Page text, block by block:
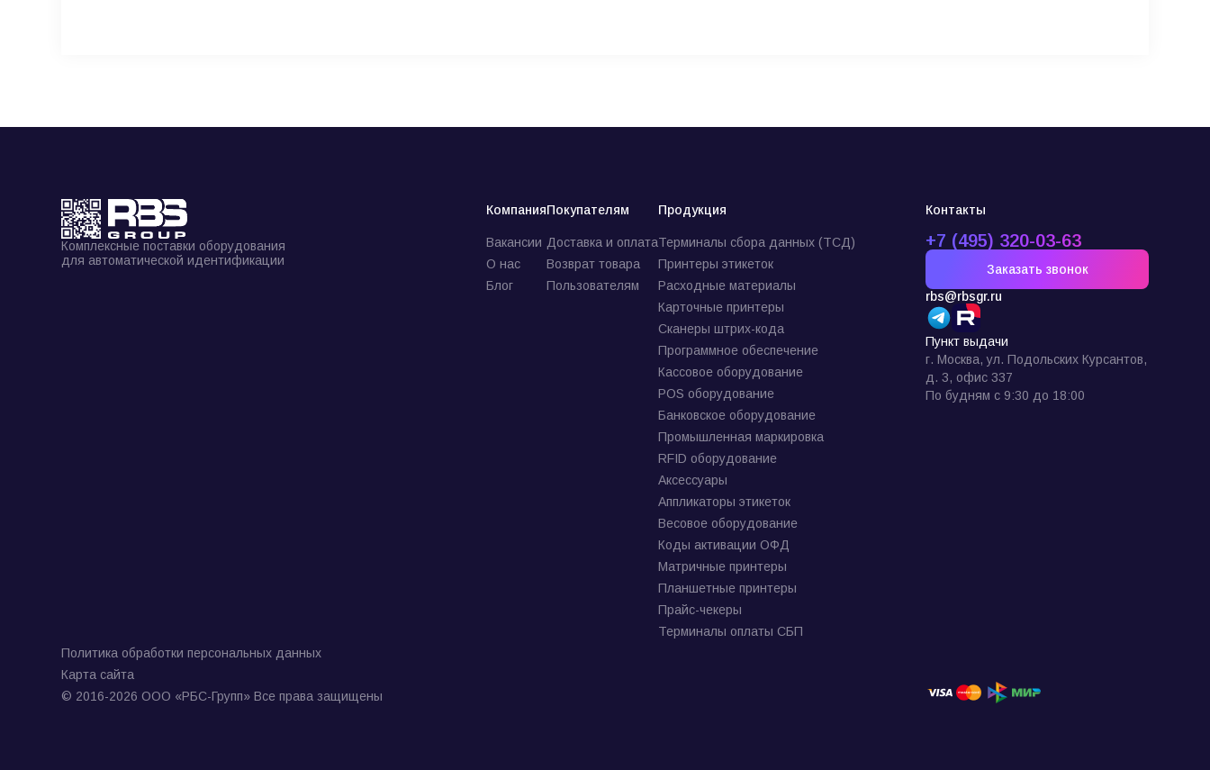
Комплексные поставки оборудования
для автоматической идентификации
Компания
Вакансии
О нас
Блог
Покупателям
Доставка и оплата
Возврат товара
Пользователям
Продукция
Терминалы сбора данных (ТСД)
Принтеры этикеток
Расходные материалы
Карточные принтеры
Сканеры штрих-кода
Программное обеспечение
Кассовое оборудование
POS оборудование
Банковское оборудование
Промышленная маркировка
RFID оборудование
Аксессуары
Аппликаторы этикеток
Весовое оборудование
Коды активации ОФД
Матричные принтеры
Планшетные принтеры
Прайс-чекеры
Терминалы оплаты СБП
Контакты
+7 (495) 320-03-63
Заказать звонок
rbs@rbsgr.ru
Пункт выдачи
г. Москва, ул. Подольских Курсантов,
д. 3, офис 337
По будням с 9:30 до 18:00
Политика обработки персональных данных
Карта сайта
© 2016-2026 ООО «РБС-Групп» Все права защищены